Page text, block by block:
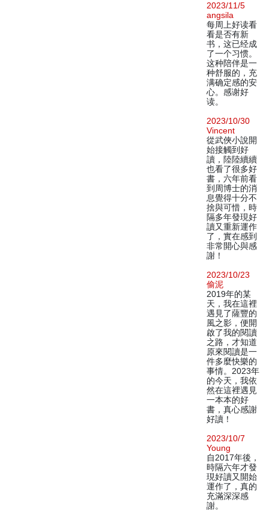
2023/11/5
angsila
每周上好读看
看是否有新
书，这已经成
了一个习惯。
这种陪伴是一
种舒服的，充
满确定感的安
心。感谢好
读。
2023/10/30
Vincent
從武俠小說開
始接觸到好
讀，陸陸續續
也看了很多好
書，六年前看
到周博士的消
息覺得十分不
捨與可惜，時
隔多年發現好
讀又重新運作
了，實在感到
非常開心與感
謝！
2023/10/23
偷泥
2019年的某
天，我在這裡
遇見了薩豐的
風之影，便開
啟了我的閱讀
之路，才知道
原來閱讀是一
件多麼快樂的
事情。2023年
的今天，我依
然在這裡遇見
一本本的好
書，真心感謝
好讀！
2023/10/7
Young
自2017年後，
時隔六年才發
現好讀又開始
運作了，真的
充滿深深感
謝。